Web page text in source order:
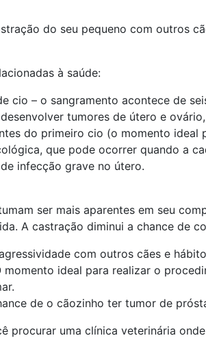
do seu pequeno com outros
à saúde:
cio – o sangramento acontece de
tumores de útero e
do primeiro cio (o momento
que pode ocorrer quando a
infecção grave no útero.
ser mais aparentes em seu
A castração diminui a chance de
com outros cães e
ideal para realizar o
de o cãozinho ter tumor de
procurar uma clínica veterinária